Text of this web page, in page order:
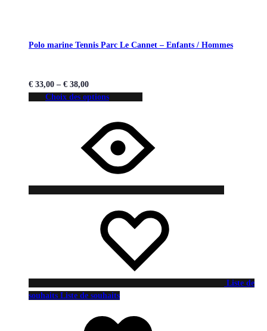
Polo marine Tennis Parc Le Cannet – Enfants / Hommes
€ 33,00 – € 38,00
Choix des options
Liste de
souhaits Liste de souhaits